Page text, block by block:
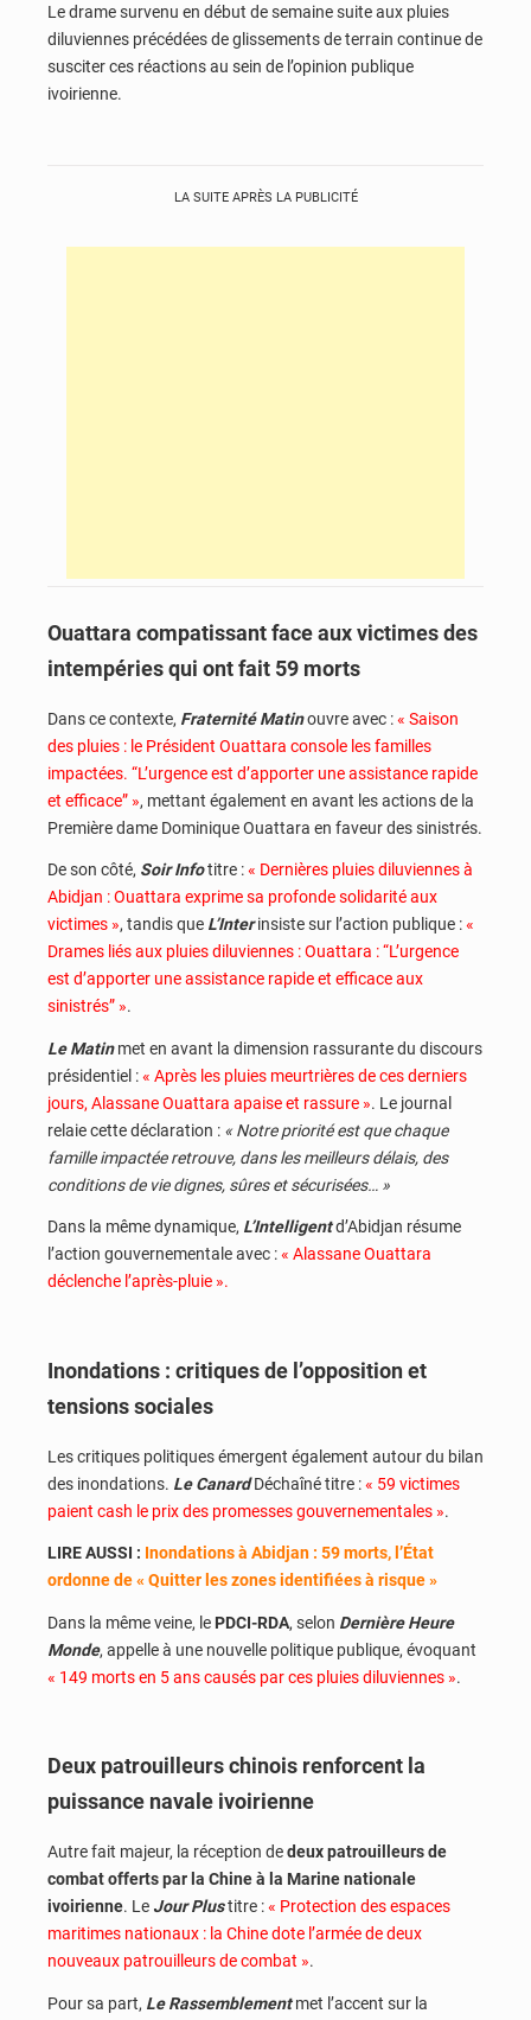
Le drame survenu en début de semaine suite aux pluies
diluviennes précédées de glissements de terrain continue de
susciter ces réactions au sein de l’opinion publique
ivoirienne.
LA SUITE APRÈS LA PUBLICITÉ
Ouattara compatissant face aux victimes des
intempéries qui ont fait 59 morts
Dans ce contexte, Fraternité Matinouvre avec :« Saison
des pluies : le Président Ouattara console les familles
impactées. “L’urgence est d’apporter une assistance rapide
et efficace” », mettant également en avant les actions de la
Première dame Dominique Ouattara en faveur des sinistrés.
De son côté, Soir Infotitre :« Dernières pluies diluviennes à
Abidjan : Ouattara exprime sa profonde solidarité aux
victimes », tandis que L’Interinsiste sur l’action publique :«
Drames liés aux pluies diluviennes : Ouattara : “L’urgence
est d’apporter une assistance rapide et efficace aux
sinistrés” ».
Le Matinmet en avant la dimension rassurante du discours
présidentiel :« Après les pluies meurtrières de ces derniers
jours, Alassane Ouattara apaise et rassure ». Le journal
relaie cette déclaration : « Notre priorité est que chaque
famille impactée retrouve, dans les meilleurs délais, des
conditions de vie dignes, sûres et sécurisées… »
Dans la même dynamique, L’Intelligentd’Abidjan résume
l’action gouvernementale avec :« Alassane Ouattara
déclenche l’après-pluie ».
Inondations : critiques de l’opposition et
tensions sociales
Les critiques politiques émergent également autour du bilan
des inondations. Le CanardDéchaîné titre :« 59 victimes
paient cash le prix des promesses gouvernementales ».
LIRE AUSSI : Inondations à Abidjan : 59 morts, l’État
ordonne de « Quitter les zones identifiées à risque »
Dans la même veine, le PDCI-RDA, selon Dernière Heure
Monde, appelle à une nouvelle politique publique, évoquant
« 149 morts en 5 ans causés par ces pluies diluviennes ».
Deux patrouilleurs chinois renforcent la
puissance navale ivoirienne
Autre fait majeur, la réception dedeux patrouilleurs de
combat offerts par la Chine à la Marine nationale
ivoirienne. Le Jour Plustitre :« Protection des espaces
maritimes nationaux : la Chine dote l’armée de deux
nouveaux patrouilleurs de combat ».
Pour sa part, Le Rassemblementmet l’accent sur la